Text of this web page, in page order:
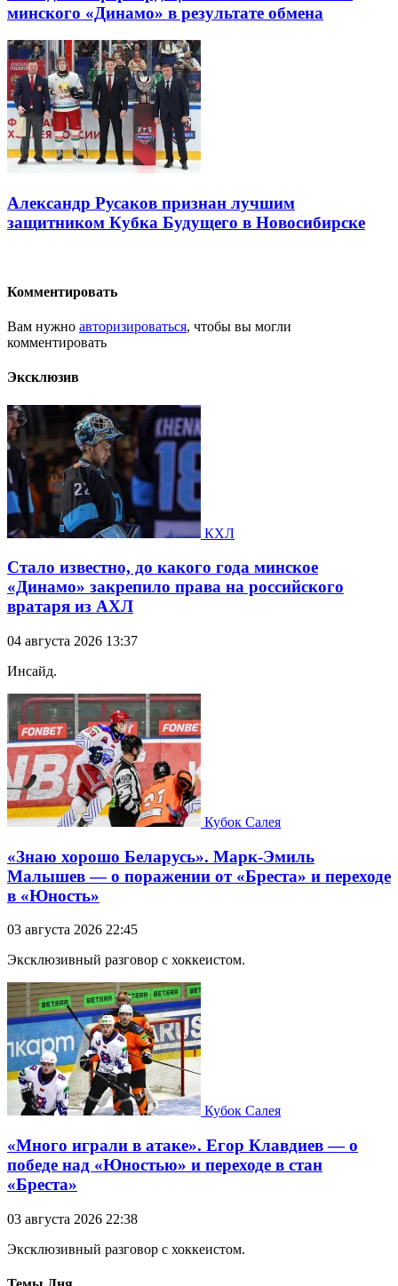
минского «Динамо» в результате обмена
Александр Русаков признан лучшим
защитником Кубка Будущего в Новосибирске
Комментировать
Вам нужно авторизироваться, чтобы вы могли
комментировать
Эксклюзив
КХЛ
Стало известно, до какого года минское
«Динамо» закрепило права на российского
вратаря из АХЛ
04 августа 2026 13:37
Инсайд.
Кубок Салея
«Знаю хорошо Беларусь». Марк-Эмиль
Малышев — о поражении от «Бреста» и переходе
в «Юность»
03 августа 2026 22:45
Эксклюзивный разговор с хоккеистом.
Кубок Салея
«Много играли в атаке». Егор Клавдиев — о
победе над «Юностью» и переходе в стан
«Бреста»
03 августа 2026 22:38
Эксклюзивный разговор с хоккеистом.